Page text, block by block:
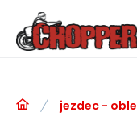
jezdec -